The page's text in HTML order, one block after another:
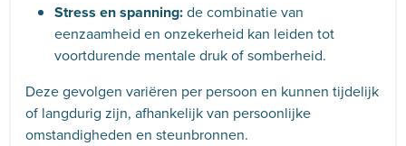
Stress en spanning:de combinatie van
eenzaamheid en onzekerheid kan leiden tot
voortdurende mentale druk of somberheid.
Deze gevolgen variëren per persoon en kunnen tijdelijk
of langdurig zijn, afhankelijk van persoonlijke
omstandigheden en steunbronnen.